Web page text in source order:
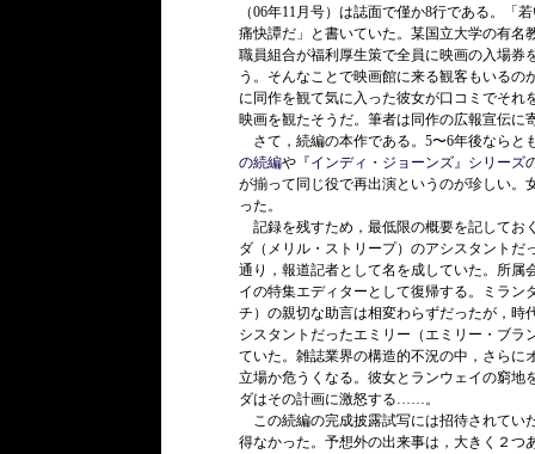
（06年11月号）は誌面で僅か8行である。「
痛快譚だ」と書いていた。某国立大学の有名
職員組合が福利厚生策で全員に映画の入場券
う。そんなことで映画館に来る観客もいる
に同作を観て気に入った彼女が口コミでそ
映画を観たそうだ。筆者は同作の広報宣伝に
さて，続編の本作である。5〜6年後ならと
の続編や 『インディ・ジョーンズ』シリーズ
が揃って同じ役で再出演というのが珍しい。
った。
記録を残すため，最低限の概要を記してお
ダ（メリル・ストリープ）のアシスタント
通り，報道記者として名を成していた。所属
イの特集エディターとして復帰する。ミラ
チ）の親切な助言は相変わらずだったが，時
シスタントだったエミリー（エミリー・ブ
ていた。雑誌業界の構造的不況の中，さらに
立場か危うくなる。彼女とランウェイの窮地
ダはその計画に激怒する……。
この続編の完成披露試写には招待されてい
得なかった。予想外の出来事は，大きく２つ